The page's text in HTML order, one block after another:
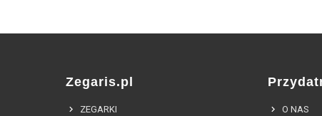
Zegaris.pl
ZEGARKI
O NAS